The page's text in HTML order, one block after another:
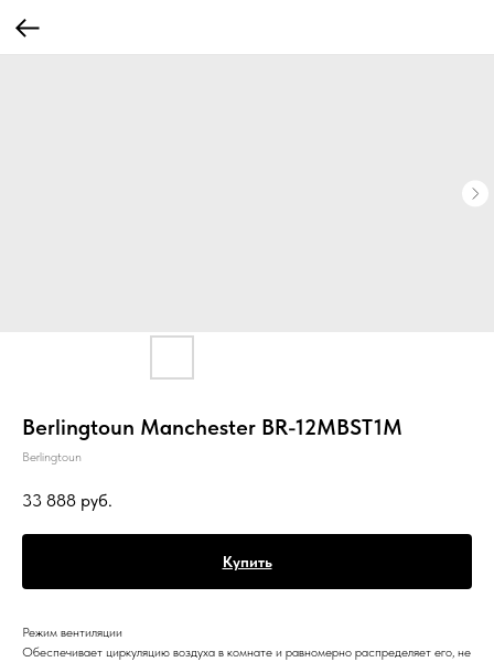
Berlingtoun Manchester BR-12MBST1M
Berlingtoun
33 888 руб.
Купить
Режим вентиляции
Обеспечивает циркуляцию воздуха в комнате и равномерно распределяет его, не